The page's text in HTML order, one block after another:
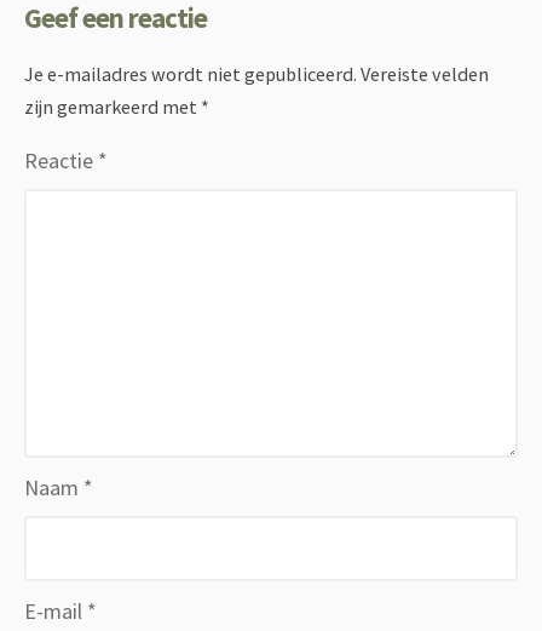
Geef een reactie
Je e-mailadres wordt niet gepubliceerd. Vereiste velden
zijn gemarkeerd met *
Reactie *
Naam *
E-mail *